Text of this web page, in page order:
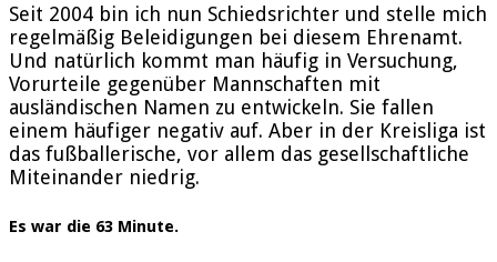
Seit 2004 bin ich nun Schiedsrichter und stelle mich
regelmäßig Beleidigungen bei diesem Ehrenamt.
Und natürlich kommt man häufig in Versuchung,
Vorurteile gegenüber Mannschaften mit
ausländischen Namen zu entwickeln. Sie fallen
einem häufiger negativ auf. Aber in der Kreisliga ist
das fußballerische, vor allem das gesellschaftliche
Miteinander niedrig.
Es war die 63 Minute.